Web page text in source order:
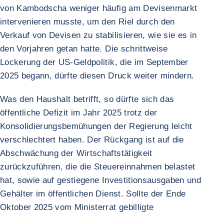
von Kambodscha weniger häufig am Devisenmarkt
intervenieren musste, um den Riel durch den
Verkauf von Devisen zu stabilisieren, wie sie es in
den Vorjahren getan hatte. Die schrittweise
Lockerung der US-Geldpolitik, die im September
2025 begann, dürfte diesen Druck weiter mindern.
Was den Haushalt betrifft, so dürfte sich das
öffentliche Defizit im Jahr 2025 trotz der
Konsolidierungsbemühungen der Regierung leicht
verschlechtert haben. Der Rückgang ist auf die
Abschwächung der Wirtschaftstätigkeit
zurückzuführen, die die Steuereinnahmen belastet
hat, sowie auf gestiegene Investitionsausgaben und
Gehälter im öffentlichen Dienst. Sollte der Ende
Oktober 2025 vom Ministerrat gebilligte